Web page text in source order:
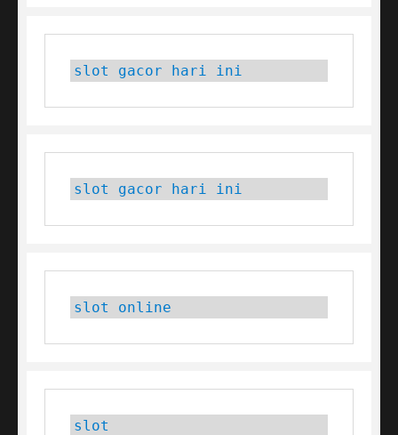
slot gacor hari ini
slot gacor hari ini
slot online
slot